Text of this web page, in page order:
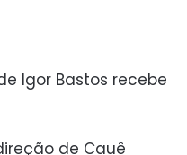
Igor Bastos recebe
de Cauê